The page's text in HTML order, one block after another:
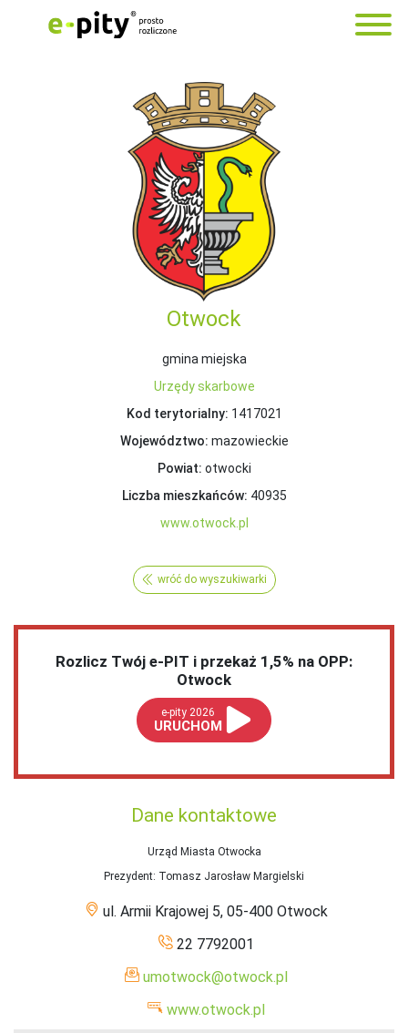
Otwock
gmina miejska
Urzędy skarbowe
Kod terytorialny: 1417021
Województwo: mazowieckie
Powiat: otwocki
Liczba mieszkańców: 40935
www.otwock.pl
wróć do wyszukiwarki
Rozlicz Twój e-PIT i przekaż 1,5% na OPP:
Otwock
e-pity 2026
URUCHOM
Dane kontaktowe
Urząd Miasta Otwocka
Prezydent: Tomasz Jarosław Margielski
ul. Armii Krajowej 5, 05-400 Otwock
22 7792001
umotwock@otwock.pl
www.otwock.pl